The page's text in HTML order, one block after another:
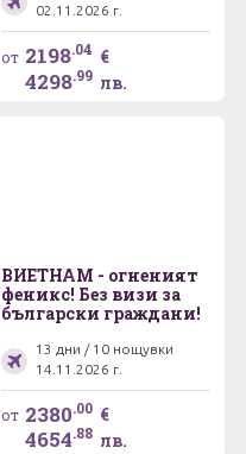
02.11.2026 г.
от 2198.04 €
4298.99 лв.
ВИЕТНАМ - огненият
феникс! Без визи за
български граждани!
13 дни / 10 нощувки
14.11.2026 г.
от 2380.00 €
4654.88 лв.